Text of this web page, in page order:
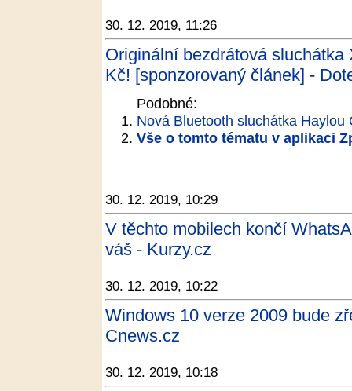
30. 12. 2019, 11:26
Originální bezdrátová
Kč! [sponzorovaný článek] -
Podobné:
Nová Bluetooth sluchátka Haylou
Vše o tomto tématu v aplikaci
30. 12. 2019, 10:29
V těchto mobilech končí
váš - Kurzy.cz
30. 12. 2019, 10:22
Windows 10 verze 2009 bude
Cnews.cz
30. 12. 2019, 10:18